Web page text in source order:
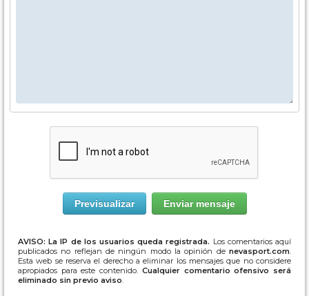
AVISO: La IP de los usuarios queda registrada. Los comentarios aquí
publicados no reflejan de ningún modo la opinión de nevasport.com.
Esta web se reserva el derecho a eliminar los mensajes que no considere
apropiados para este contenido. Cualquier comentario ofensivo será
eliminado sin previo aviso.